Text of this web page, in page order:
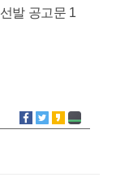
발 공고문 1